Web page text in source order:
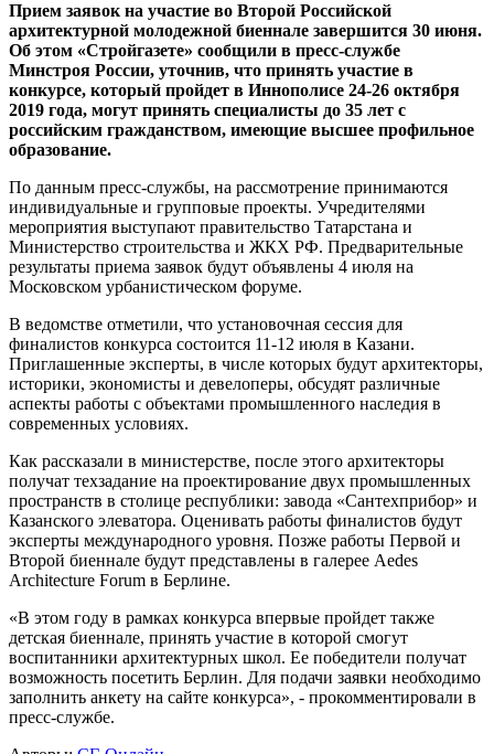
Прием заявок на участие во Второй Российской
архитектурной молодежной биеннале завершится 30 июня.
Об этом «Стройгазете» сообщили в пресс-службе
Минстроя России, уточнив, что принять участие в
конкурсе, который пройдет в Иннополисе 24-26 октября
2019 года, могут принять специалисты до 35 лет с
российским гражданством, имеющие высшее профильное
образование.
По данным пресс-службы, на рассмотрение принимаются
индивидуальные и групповые проекты. Учредителями
мероприятия выступают правительство Татарстана и
Министерство строительства и ЖКХ РФ. Предварительные
результаты приема заявок будут объявлены 4 июля на
Московском урбанистическом форуме.
В ведомстве отметили, что установочная сессия для
финалистов конкурса состоится 11-12 июля в Казани.
Приглашенные эксперты, в числе которых будут архитекторы,
историки, экономисты и девелоперы, обсудят различные
аспекты работы с объектами промышленного наследия в
современных условиях.
Как рассказали в министерстве, после этого архитекторы
получат техзадание на проектирование двух промышленных
пространств в столице республики: завода «Сантехприбор» и
Казанского элеватора. Оценивать работы финалистов будут
эксперты международного уровня. Позже работы Первой и
Второй биеннале будут представлены в галерее Aedes
Architecture Forum в Берлине.
«В этом году в рамках конкурса впервые пройдет также
детская биеннале, принять участие в которой смогут
воспитанники архитектурных школ. Ее победители получат
возможность посетить Берлин. Для подачи заявки необходимо
заполнить анкету на сайте конкурса», - прокомментировали в
пресс-службе.